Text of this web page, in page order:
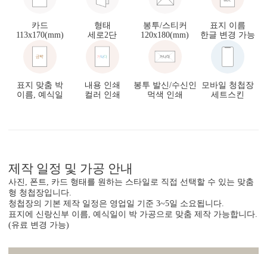
카드
113x170(mm)
형태
세로2단
봉투/스티커
120x180(mm)
표지 이름
한글 변경 가능
표지 맞춤 박
이름, 예식일
내용 인쇄
컬러 인쇄
봉투 발신/수신인
먹색 인쇄
모바일 청첩장
세트스킨
제작 일정 및 가공 안내
사진, 폰트, 카드 형태를 원하는 스타일로 직접 선택할 수 있는 맞춤
형 청첩장입니다.
청첩장의 기본 제작 일정은 영업일 기준 3~5일 소요됩니다.
표지에 신랑신부 이름, 예식일이 박 가공으로 맞춤 제작 가능합니다.
(유료 변경 가능)